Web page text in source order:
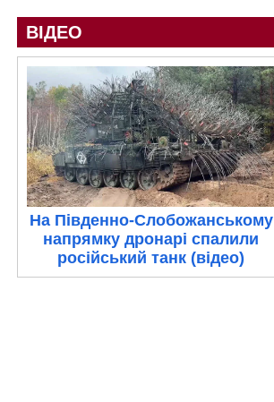
ВІДЕО
На Південно-Слобожанському
напрямку дронарі спалили
російський танк (відео)